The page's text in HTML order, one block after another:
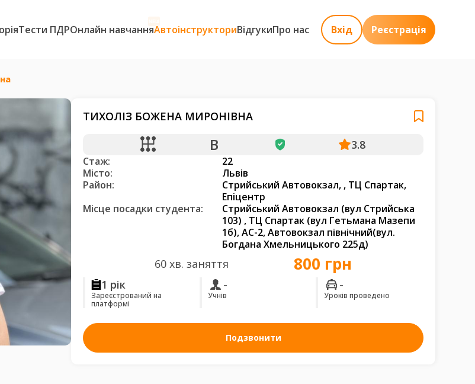
Тести ПДРОнлайн навчанняАвтоінструкториВідгукиПро нас Вхід Реєстрація
ТИХОЛІЗ БОЖЕНА МИРОНІВНА
B 3.8
Стаж:
22
Місто:
Львів
Район:
Стрийський Автовокзал, , ТЦ Спартак,
Епіцентр
Місце посадки студента:
Стрийський Автовокзал (вул Стрийська
103) , ТЦ Спартак (вул Гетьмана Мазепи
1б), АС-2, Автовокзал північний(вул.
Богдана Хмельницького 225д)
60 хв. заняття 800 грн
1 рік
Зареєстрований на
платформі
-
Учнів
-
Уроків проведено
Подзвонити